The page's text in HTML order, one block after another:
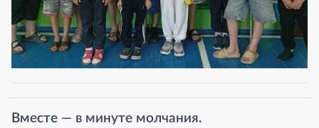
Вместе — в минуте молчания.